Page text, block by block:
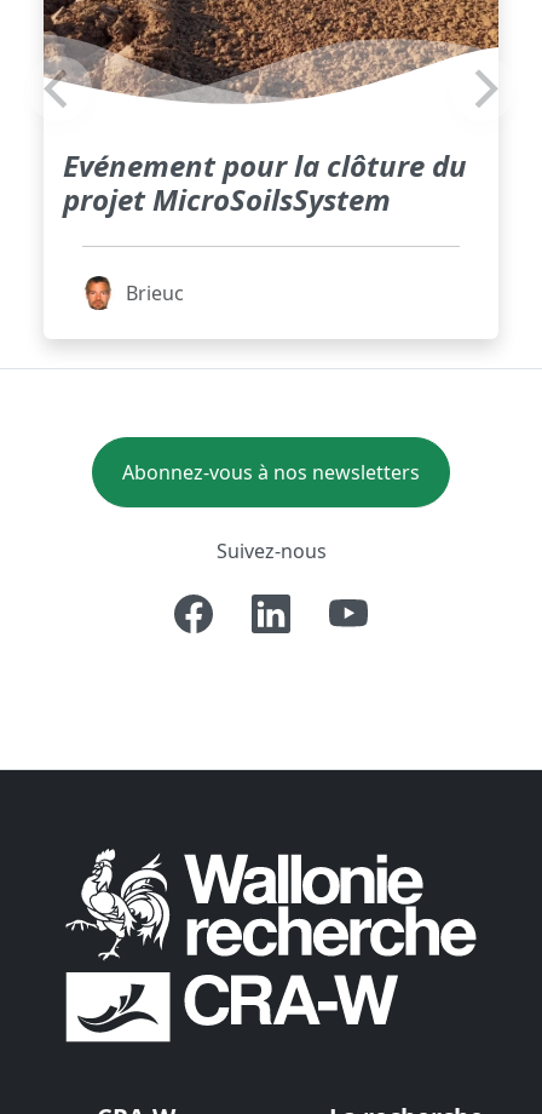
Evénement pour la clôture du
projet MicroSoilsSystem
Brieuc
Abonnez-vous à nos newsletters
Suivez-nous